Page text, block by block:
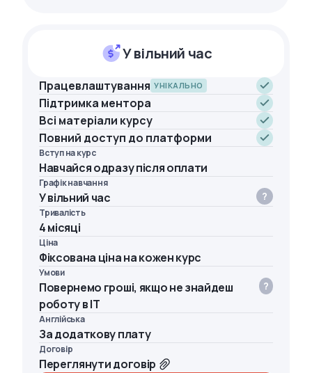
У вільний час
Працевлаштування УНІКАЛЬНО
Підтримка ментора
Всі матеріали курсу
Повний доступ до платформи
Вступ на курс
Навчайся одразу після оплати
Графік навчання
У вільний час
Тривалість
4 місяці
Ціна
Фіксована ціна на кожен курс
Умови
Повернемо гроші, якщо не знайдеш
роботу в IT
Англійська
За додаткову плату
Договір
Переглянути договір